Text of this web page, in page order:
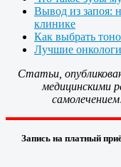
Вывод из запоя:
клинике
Как выбрать
Лучшие
Статьи,
медицинскими
Запись на платный